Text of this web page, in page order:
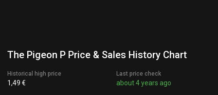
The Pigeon P Price & Sales History Chart
Historical high price
1,49 €
Last price check
about 4 years ago